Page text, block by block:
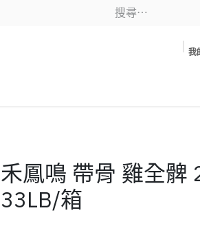
我
禾鳳鳴 帶骨 雞全髀
33LB/箱